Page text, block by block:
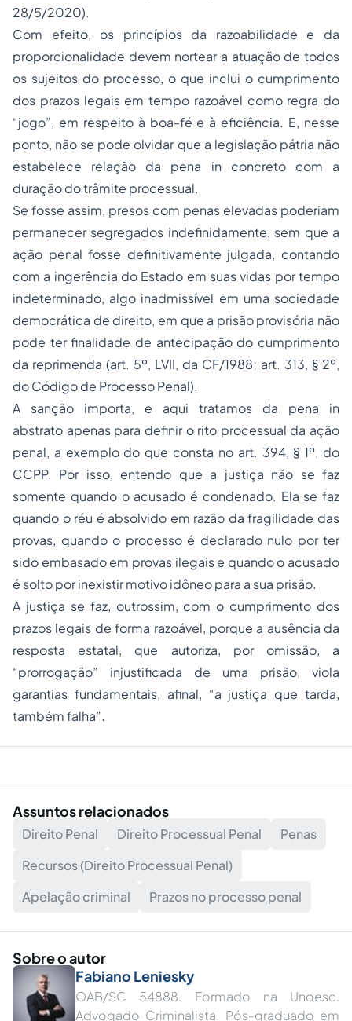
28/5/2020).
Com efeito, os princípios da razoabilidade e da
proporcionalidade devem nortear a atuação de todos
os sujeitos do processo, o que inclui o cumprimento
dos prazos legais em tempo razoável como regra do
“jogo”, em respeito à boa-fé e à eficiência. E, nesse
ponto, não se pode olvidar que a legislação pátria não
estabelece relação da pena in concreto com a
duração do trâmite processual.
Se fosse assim, presos com penas elevadas poderiam
permanecer segregados indefinidamente, sem que a
ação penal fosse definitivamente julgada, contando
com a ingerência do Estado em suas vidas por tempo
indeterminado, algo inadmissível em uma sociedade
democrática de direito, em que a prisão provisória não
pode ter finalidade de antecipação do cumprimento
da reprimenda (art. 5º, LVII, da CF/1988; art. 313, § 2º,
do Código de Processo Penal).
A sanção importa, e aqui tratamos da pena in
abstrato apenas para definir o rito processual da ação
penal, a exemplo do que consta no art. 394, § 1º, do
CCPP. Por isso, entendo que a justiça não se faz
somente quando o acusado é condenado. Ela se faz
quando o réu é absolvido em razão da fragilidade das
provas, quando o processo é declarado nulo por ter
sido embasado em provas ilegais e quando o acusado
é solto por inexistir motivo idôneo para a sua prisão.
A justiça se faz, outrossim, com o cumprimento dos
prazos legais de forma razoável, porque a ausência da
resposta estatal, que autoriza, por omissão, a
“prorrogação” injustificada de uma prisão, viola
garantias fundamentais, afinal, “a justiça que tarda,
também falha”.
Assuntos relacionados
Direito Penal Direito Processual Penal
Penas
Recursos (Direito Processual Penal)
Apelação criminal
Prazos no processo penal
Sobre o autor
Fabiano Leniesky
OAB/SC 54888. Formado na Unoesc.
Advogado Criminalista. Pós-graduado em